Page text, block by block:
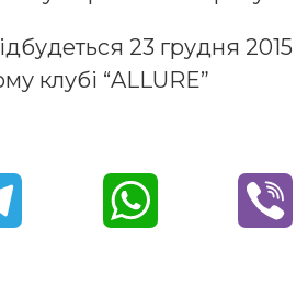
23 грудня 2015
клубі “ALLURE”